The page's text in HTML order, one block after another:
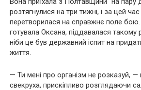
розтягнулися на три тижні, і за цей час
перетворилася на справжнє поле
готувала Оксана, піддавалася такому
ніби це був державний іспит на
життя.
— Ти мені про організм не розказуй,
свекруха, прискіпливо розглядаючи